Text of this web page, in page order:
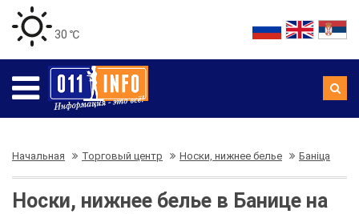
30 ℃
Начальная Торговый центр Носки, нижнее белье Баніца
Носки, нижнее белье в Банице на